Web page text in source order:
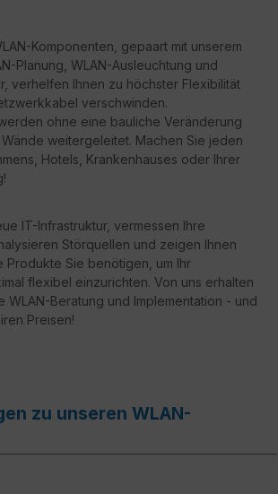
Komponenten, gepaart mit unserem
Planung, WLAN-Ausleuchtung und
verhelfen Ihnen zu höchster Flexibilität
verschwinden.
ohne eine bauliche Veränderung
weitergeleitet. Machen Sie jeden
Hotels, Krankenhauses oder Ihrer
IT-Infrastruktur, vermessen Ihre
Störquellen und zeigen Ihnen
Produkte Sie benötigen, um Ihr
flexibel einzurichten. Von uns erhalten
WLAN-Beratung und Implementation - und
Preisen!
zu unseren WLAN-